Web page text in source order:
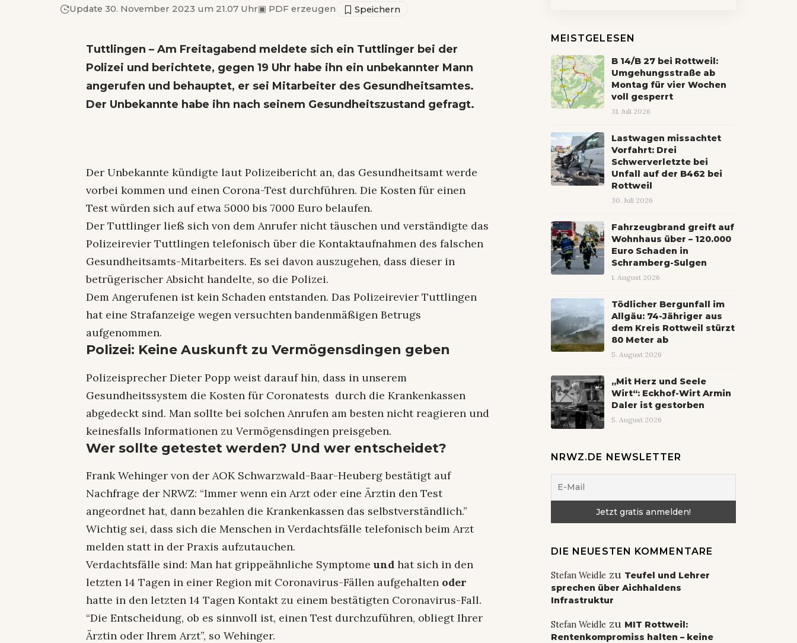
Update 30. November 2023 um 21.07 Uhr▣ PDF erzeugen
Tuttlingen – Am Freitagabend meldete sich ein Tuttlinger bei der
Polizei und berichtete, gegen 19 Uhr habe ihn ein unbekannter Mann
angerufen und behauptet, er sei Mitarbeiter des Gesundheitsamtes.
Der Unbekannte habe ihn nach seinem Gesundheitszustand gefragt.
Der Unbekannte kündigte laut Polizeibericht an, das Gesundheitsamt werde
vorbei kommen und einen Corona-Test durchführen. Die Kosten für einen
Test würden sich auf etwa 5000 bis 7000 Euro belaufen.
Der Tuttlinger ließ sich von dem Anrufer nicht täuschen und verständigte das
Polizeirevier Tuttlingen telefonisch über die Kontaktaufnahmen des falschen
Gesundheitsamts-Mitarbeiters. Es sei davon auszugehen, dass dieser in
betrügerischer Absicht handelte, so die Polizei.
Dem Angerufenen ist kein Schaden entstanden. Das Polizeirevier Tuttlingen
hat eine Strafanzeige wegen versuchten bandenmäßigen Betrugs
aufgenommen.
Polizei: Keine Auskunft zu Vermögensdingen geben
Polizeisprecher Dieter Popp weist darauf hin, dass in unserem
Gesundheitssystem die Kosten für Coronatests durch die Krankenkassen
abgedeckt sind. Man sollte bei solchen Anrufen am besten nicht reagieren und
keinesfalls Informationen zu Vermögensdingen preisgeben.
Wer sollte getestet werden? Und wer entscheidet?
Frank Wehinger von der AOK Schwarzwald-Baar-Heuberg bestätigt auf
Nachfrage der NRWZ: “Immer wenn ein Arzt oder eine Ärztin den Test
angeordnet hat, dann bezahlen die Krankenkassen das selbstverständlich.”
Wichtig sei, dass sich die Menschen in Verdachtsfälle telefonisch beim Arzt
melden statt in der Praxis aufzutauchen.
Verdachtsfälle sind: Man hat grippeähnliche Symptomeund hat sich in den
letzten 14 Tagen in einer Region mit Coronavirus-Fällen aufgehalten oder
hatte in den letzten 14 Tagen Kontakt zu einem bestätigten Coronavirus-Fall.
“Die Entscheidung, ob es sinnvoll ist, einen Test durchzuführen, obliegt Ihrer
Ärztin oder Ihrem Arzt”, so Wehinger.
MEISTGELESEN
B 14/B 27 bei Rottweil:
Umgehungsstraße ab
Montag für vier Wochen
voll gesperrt
31. Juli 2026
Lastwagen missachtet
Vorfahrt: Drei
Schwerverletzte bei
Unfall auf der B462 bei
Rottweil
30. Juli 2026
Fahrzeugbrand greift auf
Wohnhaus über – 120.000
Euro Schaden in
Schramberg-Sulgen
1. August 2026
Tödlicher Bergunfall im
Allgäu: 74-Jähriger aus
dem Kreis Rottweil stürzt
80 Meter ab
5. August 2026
„Mit Herz und Seele
Wirt“: Eckhof-Wirt Armin
Daler ist gestorben
5. August 2026
NRWZ.DE NEWSLETTER
DIE NEUESTEN KOMMENTARE
Stefan Weidle zu Teufel und Lehrer
sprechen über Aichhaldens
Infrastruktur
Stefan Weidle zu MIT Rottweil:
Rentenkompromiss halten – keine